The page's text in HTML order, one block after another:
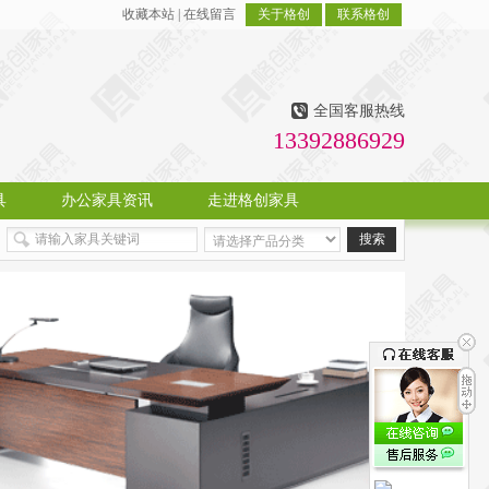
收藏本站 在线留言 关于格创 联系格创
全国客服热线
13392886929
办公家具资讯 走进格创家具